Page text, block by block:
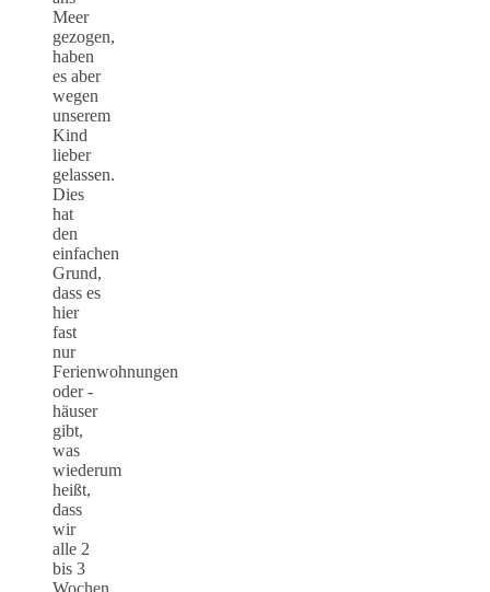
Meer
gezogen,
haben
es aber
wegen
unserem
Kind
lieber
gelassen.
Dies
hat
den
einfachen
Grund,
dass es
hier
fast
nur
Ferienwohnungen
oder -
häuser
gibt,
was
wiederum
heißt,
dass
wir
alle 2
bis 3